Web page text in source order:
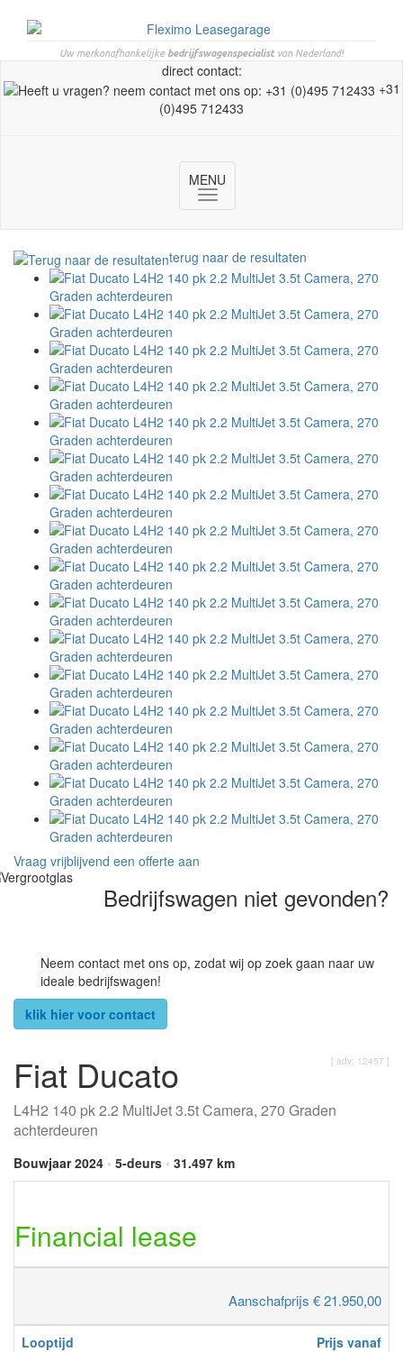
Uw merkonafhankelijke bedrijfswagenspecialistvan Nederland!
direct contact:
+31
(0)495 712433
MENU
Toggle
navigation
terug naar de resultaten
Vraag vrijblijvend een offerte aan
Bedrijfswagen niet gevonden?
Neem contact met ons op, zodat wij op zoek gaan naar uw
ideale bedrijfswagen!
klik hier voor contact
[ adv: 12457 ]
Fiat Ducato
L4H2 140 pk 2.2 MultiJet 3.5t Camera, 270 Graden
achterdeuren
Bouwjaar 2024 • 5-deurs • 31.497 km
Financial lease
Aanschafprijs € 21.950,00
Looptijd Prijs vanaf